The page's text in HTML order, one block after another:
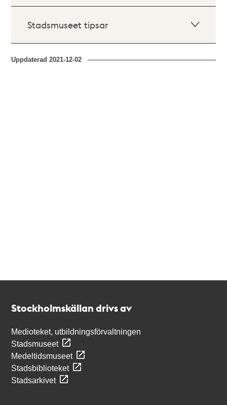
Stadsmuseet tipsar
Uppdaterad2021-12-02
Stockholmskällan drivs av
Medioteket, utbildningsförvaltningen
Stadsmuseet
Medeltidsmuseet
Stadsbiblioteket
Stadsarkivet